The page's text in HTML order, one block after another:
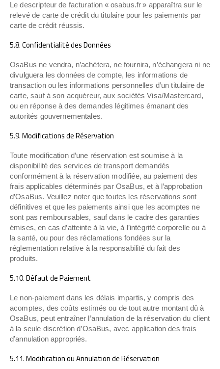
Le descripteur de facturation « osabus.fr » apparaîtra sur le
relevé de carte de crédit du titulaire pour les paiements par
carte de crédit réussis.
5.8. Confidentialité des Données
OsaBus ne vendra, n’achètera, ne fournira, n’échangera ni ne
divulguera les données de compte, les informations de
transaction ou les informations personnelles d’un titulaire de
carte, sauf à son acquéreur, aux sociétés Visa/Mastercard,
ou en réponse à des demandes légitimes émanant des
autorités gouvernementales.
5.9. Modifications de Réservation
Toute modification d’une réservation est soumise à la
disponibilité des services de transport demandés
conformément à la réservation modifiée, au paiement des
frais applicables déterminés par OsaBus, et à l’approbation
d’OsaBus. Veuillez noter que toutes les réservations sont
définitives et que les paiements ainsi que les acomptes ne
sont pas remboursables, sauf dans le cadre des garanties
émises, en cas d’atteinte à la vie, à l’intégrité corporelle ou à
la santé, ou pour des réclamations fondées sur la
réglementation relative à la responsabilité du fait des
produits.
5.10. Défaut de Paiement
Le non-paiement dans les délais impartis, y compris des
acomptes, des coûts estimés ou de tout autre montant dû à
OsaBus, peut entraîner l’annulation de la réservation du client
à la seule discrétion d’OsaBus, avec application des frais
d’annulation appropriés.
5.11. Modification ou Annulation de Réservation